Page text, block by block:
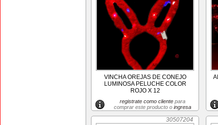
VINCHA OREJAS DE CONEJO
LUMINOSA PELUCHE COLOR
ROJO X 12
registrate como clientepara
comprar este producto o ingresa
30507204